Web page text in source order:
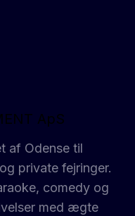
ApS
af Odense til
private fejringer.
comedy og
med ægte